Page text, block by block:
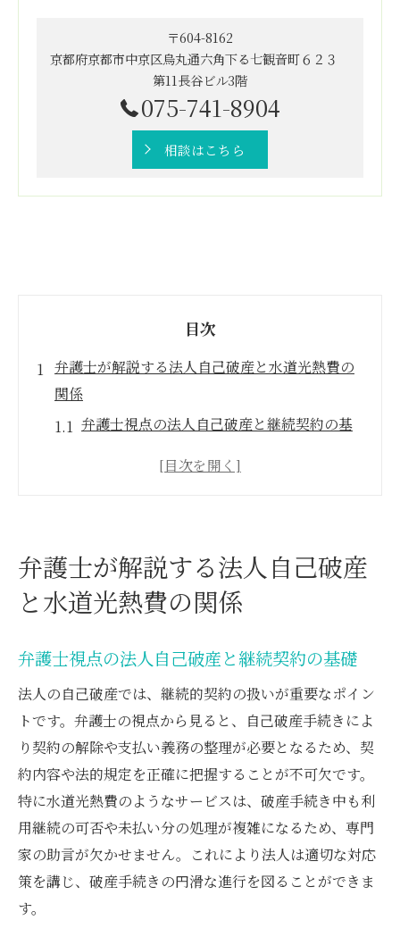
〒604-8162
京都府京都市中京区烏丸通六角下る七観音町６２３
第11長谷ビル3階
075-741-8904
相談はこちら
目次
弁護士が解説する法人自己破産と水道光熱費の
関係
弁護士視点の法人自己破産と継続契約の基
士解説
自己破産と水道光熱費の継続契約の注意点
自己破産時の継続的契約解除と財団債権の実態
弁護士が解説する継続契約解除の流れと注
意点
自己破産で水道光熱費契約はどう扱われる
か
財団債権としての水道光熱費を弁護士が説
明
自己破産時の財団債権交付要求と弁護士の
役割
弁護士が解説する法人自己破産
と水道光熱費の関係
弁護士視点の法人自己破産と継続契約の基礎
法人の自己破産では、継続的契約の扱いが重要なポイン
トです。弁護士の視点から見ると、自己破産手続きによ
り契約の解除や支払い義務の整理が必要となるため、契
約内容や法的規定を正確に把握することが不可欠です。
特に水道光熱費のようなサービスは、破産手続き中も利
用継続の可否や未払い分の処理が複雑になるため、専門
家の助言が欠かせません。これにより法人は適切な対応
策を講じ、破産手続きの円滑な進行を図ることができま
す。